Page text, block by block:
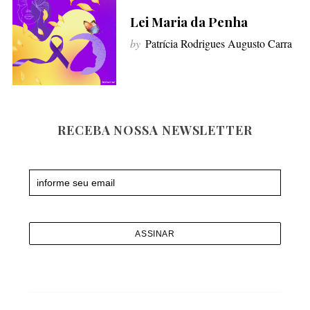
o
r
Lei Maria da Penha
by Patrícia Rodrigues Augusto Carra
RECEBA NOSSA NEWSLETTER